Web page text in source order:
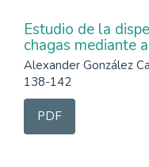
Estudio de la
chagas mediante
Alexander González
138-142
PDF